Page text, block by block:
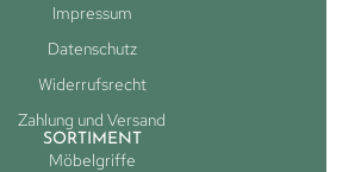
Impressum
Datenschutz
Widerrufsrecht
Zahlung und Versand
SORTIMENT
Möbelgriffe